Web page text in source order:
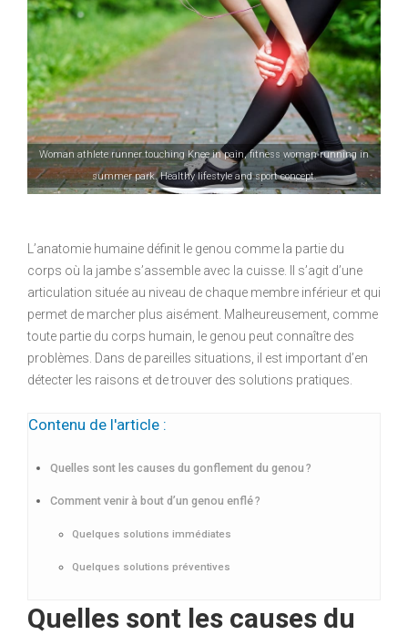
Woman athlete runner touching Knee in pain, fitness woman running in
summer park. Healthy lifestyle and sport concept.
L’anatomie humaine définit le genou comme la partie du
corps où la jambe s’assemble avec la cuisse. Il s’agit d’une
articulation située au niveau de chaque membre inférieur et qui
permet de marcher plus aisément. Malheureusement, comme
toute partie du corps humain, le genou peut connaître des
problèmes. Dans de pareilles situations, il est important d’en
détecter les raisons et de trouver des solutions pratiques.
Contenu de l'article :
Quelles sont les causes du gonflement du genou ?
Comment venir à bout d’un genou enflé ?
Quelques solutions immédiates
Quelques solutions préventives
Quelles sont les causes du